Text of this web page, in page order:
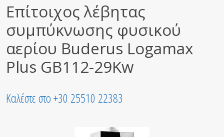
Επίτοιχος λέβητας
συμπύκνωσης φυσικού
αερίου Buderus Logamax
Plus GB112-29Kw
Καλέστε στο +30 25510 22383